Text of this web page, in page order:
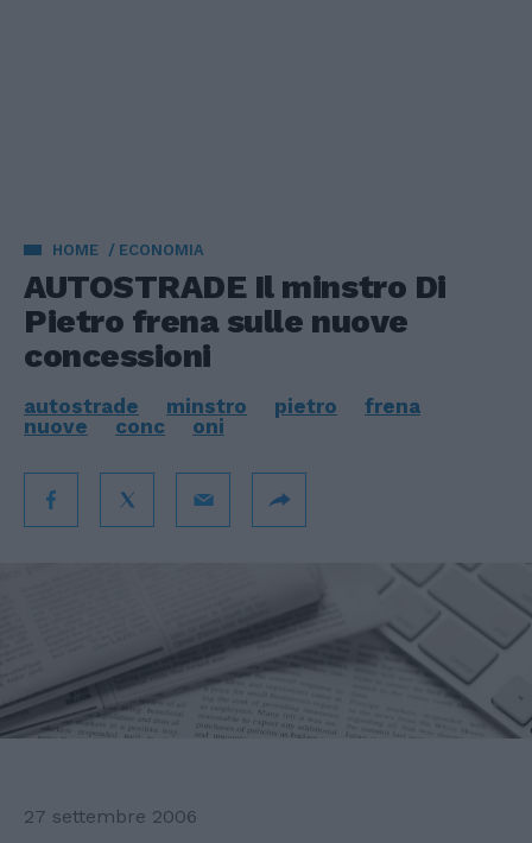
HOME ECONOMIA
AUTOSTRADE Il minstro Di
Pietro frena sulle nuove
concessioni
autostrade minstro pietro
frena
nuove
conc oni
27 settembre 2006